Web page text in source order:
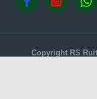
Copyright RS